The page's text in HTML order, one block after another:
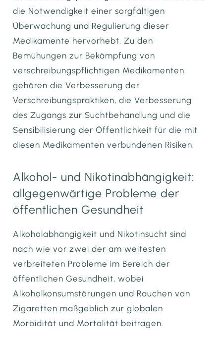
die Notwendigkeit einer sorgfältigen
Überwachung und Regulierung dieser
Medikamente hervorhebt. Zu den
Bemühungen zur Bekämpfung von
verschreibungspflichtigen Medikamenten
gehören die Verbesserung der
Verschreibungspraktiken, die Verbesserung
des Zugangs zur Suchtbehandlung und die
Sensibilisierung der Öffentlichkeit für die mit
diesen Medikamenten verbundenen Risiken.
Alkohol- und Nikotinabhängigkeit:
allgegenwärtige Probleme der
öffentlichen Gesundheit
Alkoholabhängigkeit und Nikotinsucht sind
nach wie vor zwei der am weitesten
verbreiteten Probleme im Bereich der
öffentlichen Gesundheit, wobei
Alkoholkonsumstörungen und Rauchen von
Zigaretten maßgeblich zur globalen
Morbidität und Mortalität beitragen.